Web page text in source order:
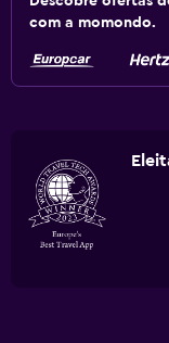
com a momondo.